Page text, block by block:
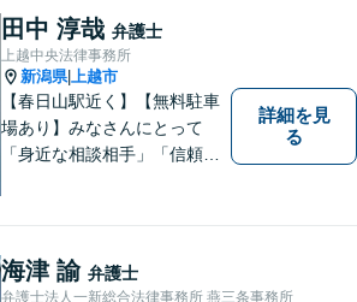
料】【交通事故被害者の方は
相談料無料（弁護士費用特約
利用の場合は除く）】
田中 淳哉 弁護士
上越中央法律事務所
新潟県| 上越市
【春日山駅近く】【無料駐車
場あり】みなさんにとって
「身近な相談相手」「信頼で
士】相談にいらっしゃるお一
人お一人の不安や悩みをしっ
かり受け止め、丁寧な対応を
詳細を見
る
海津 諭 弁護士
弁護士法人一新総合法律事務所 燕三条事務所